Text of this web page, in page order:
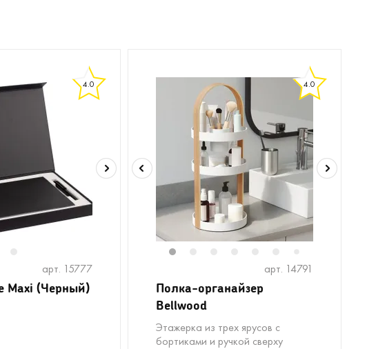
4.0
арт. 15777
Maxi (Черный)
4.0
арт. 14791
Полка-органайзер
Bellwood
Этажерка из трех ярусов с
бортиками и ручкой сверху